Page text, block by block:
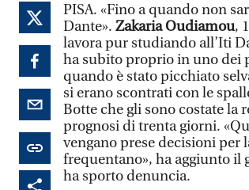
PISA. «Fino a quando non
Dante». Zakaria Oudiamou,
lavora pur studiando all’Iti
ha subito proprio in uno dei
quando è stato picchiato
si erano scontrati con le
Botte che gli sono costate la
prognosi di trenta giorni.
vengano prese decisioni per
frequentano», ha aggiunto il
ha sporto denuncia.